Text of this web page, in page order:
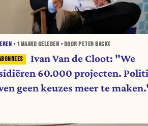
• 1 MAAND GELEDEN • DOOR PETER BACKX
Ivan Van de Cloot: "We
60.000 projecten.
geen keuzes meer te